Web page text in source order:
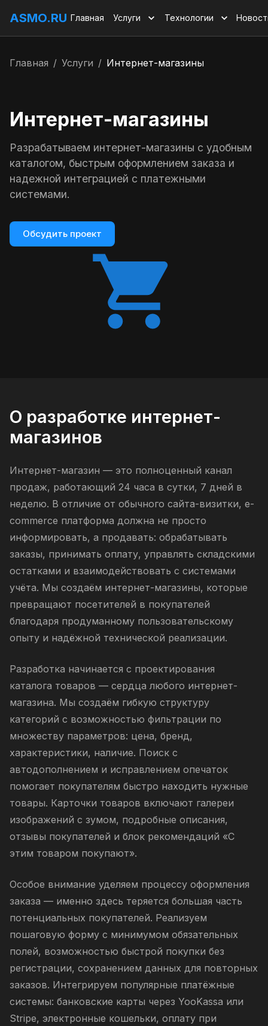
ASMO.RU Главная Услуги Технологии
Главная / Услуги / Интернет-магазины
Интернет-магазины
Разрабатываем интернет-магазины с удобным
каталогом, быстрым оформлением заказа и
надежной интеграцией с платежными
системами.
Обсудить проект
О разработке интернет-
магазинов
Интернет-магазин — это полноценный канал
продаж, работающий 24 часа в сутки, 7 дней в
неделю. В отличие от обычного сайта-визитки, e-
commerce платформа должна не просто
информировать, а продавать: обрабатывать
заказы, принимать оплату, управлять складскими
остатками и взаимодействовать с системами
учёта. Мы создаём интернет-магазины, которые
превращают посетителей в покупателей
благодаря продуманному пользовательскому
опыту и надёжной технической реализации.
Разработка начинается с проектирования
каталога товаров — сердца любого интернет-
магазина. Мы создаём гибкую структуру
категорий с возможностью фильтрации по
множеству параметров: цена, бренд,
характеристики, наличие. Поиск с
автодополнением и исправлением опечаток
помогает покупателям быстро находить нужные
товары. Карточки товаров включают галереи
изображений с зумом, подробные описания,
отзывы покупателей и блок рекомендаций «С
этим товаром покупают».
Особое внимание уделяем процессу оформления
заказа — именно здесь теряется большая часть
потенциальных покупателей. Реализуем
пошаговую форму с минимумом обязательных
полей, возможностью быстрой покупки без
регистрации, сохранением данных для повторных
заказов. Интегрируем популярные платёжные
системы: банковские карты через YooKassa или
Stripe, электронные кошельки, оплату при